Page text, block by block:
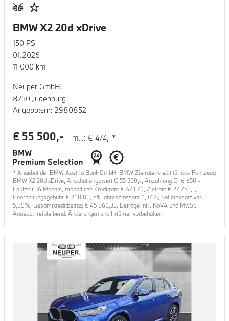
BMW X2 20d xDrive
150 PS
01.2026
11 000 km
Neuper GmbH.
8750 Judenburg
Angebotsnr: 2980852
mtl.: € 474,-*
€ 55 500,-
* Angebot der BMW Austria Bank GmbH. BMW Zielratenkredit für das Fahrzeug
BMW X2 20d xDrive , Anschaffungswert € 55 500 ,-, Anzahlung € 16 650 ,-,
Laufzeit36 Monate, monatliche Kreditrate € 473,79 , Zielrate € 27 750 ,-,
Bearbeitungsgebühr € 260,00 , eff. Jahreszinssatz 6,37%, Sollzinssatz var.
5,99%, Gesamtkreditbetrag € 45 066,33. Beträge inkl. NoVA und MwSt..
Angebot freibleibend. Änderungen und Irrtümer vorbehalten.